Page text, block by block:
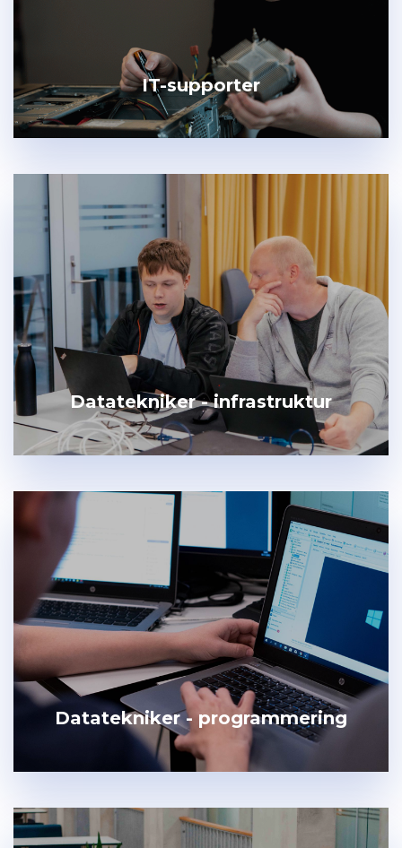
IT-supporter
Datatekniker - infrastruktur
Datatekniker - programmering